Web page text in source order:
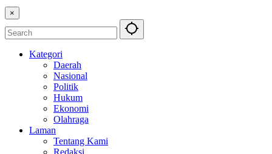
×
Kategori
Daerah
Nasional
Politik
Hukum
Ekonomi
Olahraga
Laman
Tentang Kami
Redaksi